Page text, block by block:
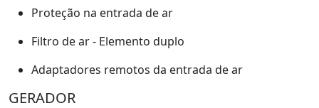
Proteção na entrada de ar
Filtro de ar - Elemento duplo
Adaptadores remotos da entrada de ar
GERADOR